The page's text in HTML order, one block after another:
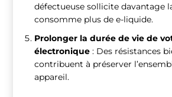
défectueuse sollicite davantage
consomme plus de e-liquide.
Prolonger la durée de vie de
électronique : Des résistances
contribuent à préserver
appareil.